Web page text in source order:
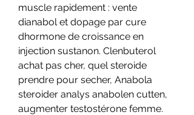
muscle rapidement : vente
dianabol et dopage par cure
dhormone de croissance en
injection sustanon. Clenbuterol
achat pas cher, quel steroide
prendre pour secher, Anabola
steroider analys anabolen cutten,
augmenter testostérone femme.